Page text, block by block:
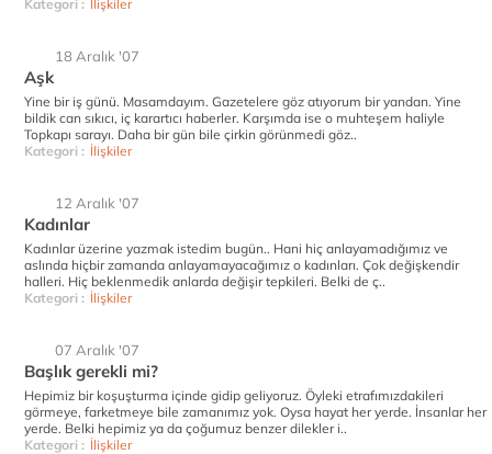
Kategori : İlişkiler
18 Aralık '07
Aşk
Yine bir iş günü. Masamdayım. Gazetelere göz atıyorum bir yandan. Yine
bildik can sıkıcı, iç karartıcı haberler. Karşımda ise o muhteşem haliyle
Topkapı sarayı. Daha bir gün bile çirkin görünmedi göz..
Kategori : İlişkiler
12 Aralık '07
Kadınlar
Kadınlar üzerine yazmak istedim bugün.. Hani hiç anlayamadığımız ve
aslında hiçbir zamanda anlayamayacağımız o kadınları. Çok değişkendir
halleri. Hiç beklenmedik anlarda değişir tepkileri. Belki de ç..
Kategori : İlişkiler
07 Aralık '07
Başlık gerekli mi?
Hepimiz bir koşuşturma içinde gidip geliyoruz. Öyleki etrafımızdakileri
görmeye, farketmeye bile zamanımız yok. Oysa hayat her yerde. İnsanlar her
yerde. Belki hepimiz ya da çoğumuz benzer dilekler i..
Kategori : İlişkiler